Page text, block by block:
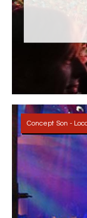
Concept Son -